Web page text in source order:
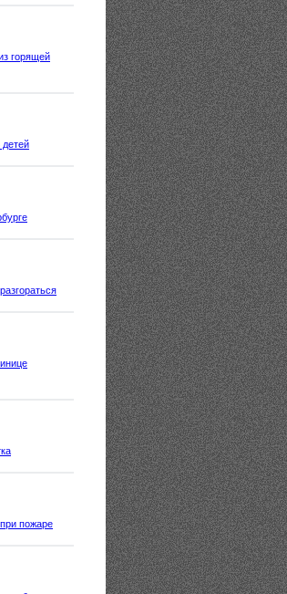
горящей
пожаре